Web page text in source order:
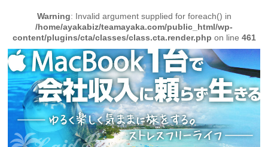
Warning: Invalid argument supplied for foreach() in
/home/ayakabiz/teamayaka.com/public_html/wp-
content/plugins/cta/classes/class.cta.render.php on line 461